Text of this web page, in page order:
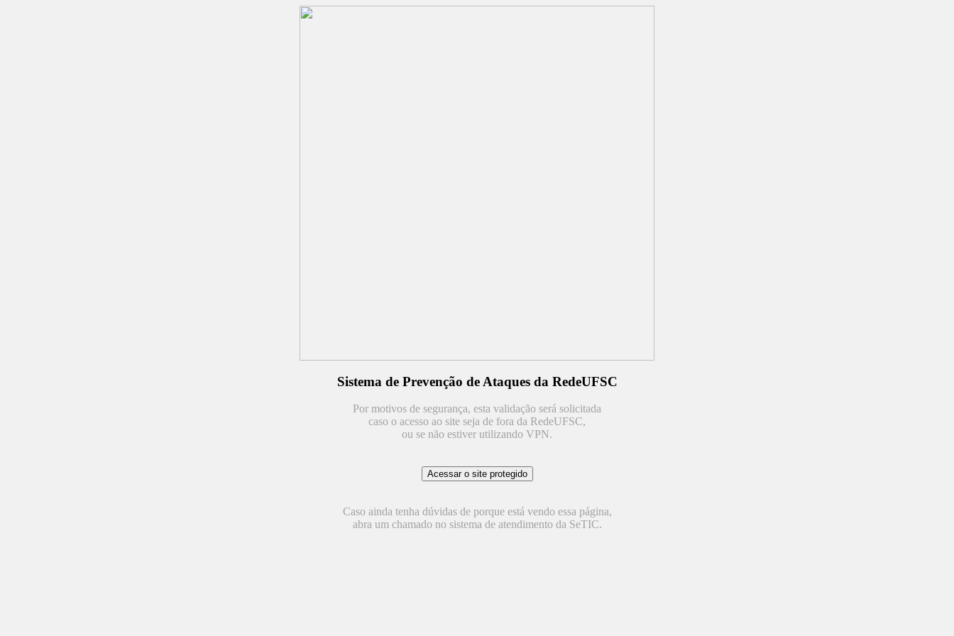
Sistema de Prevenção de Ataques da RedeUFSC
Por motivos de segurança, esta validação será solicitada
caso o acesso ao site seja de fora da RedeUFSC,
ou se não estiver utilizando VPN.
Caso ainda tenha dúvidas de porque está vendo essa página,
abra um chamado no sistema de atendimento da SeTIC.